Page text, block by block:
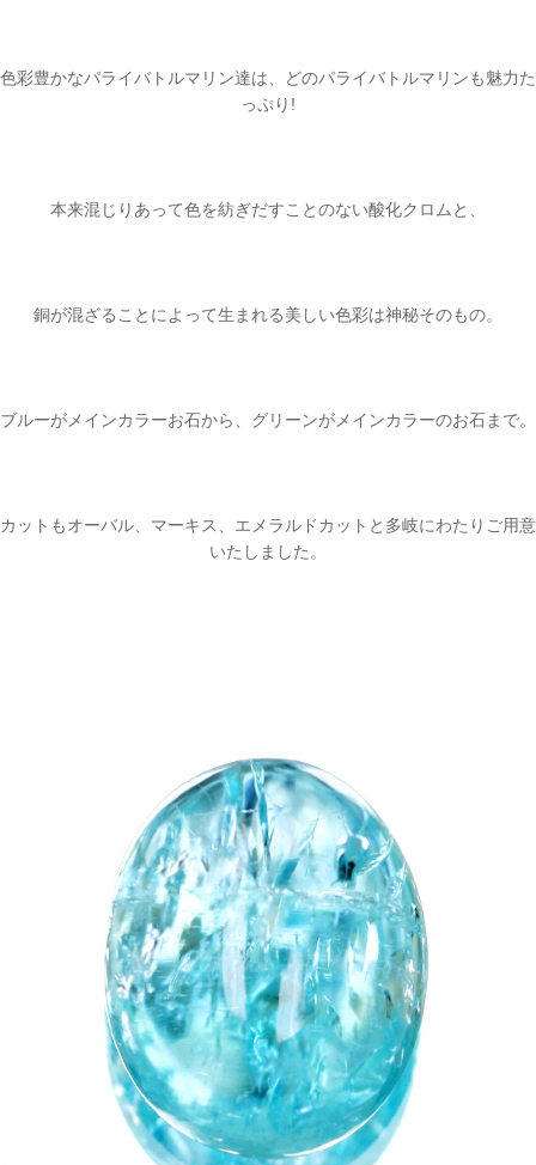
色彩豊かなパライバトルマリン達は、どのパライバトルマリンも魅力た
っぷり!
本来混じりあって色を紡ぎだすことのない酸化クロムと、
銅が混ざることによって生まれる美しい色彩は神秘そのもの。
ブルーがメインカラーお石から、グリーンがメインカラーのお石まで。
カットもオーバル、マーキス、エメラルドカットと多岐にわたりご用意
いたしました。